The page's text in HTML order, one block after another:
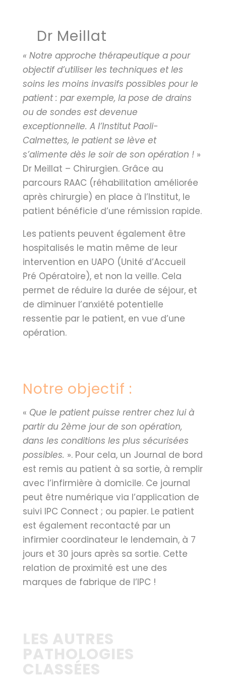
Dr Meillat
« Notre approche thérapeutique a pour
objectif d’utiliser les techniques et les
soins les moins invasifs possibles pour le
patient : par exemple, la pose de drains
ou de sondes est devenue
exceptionnelle. A l’Institut Paoli-
Calmettes, le patient se lève et
s’alimente dès le soir de son opération !»
Dr Meillat – Chirurgien. Grâce au
parcours RAAC (réhabilitation améliorée
après chirurgie) en place à l’Institut, le
patient bénéficie d’une rémission rapide.
Les patients peuvent également être
hospitalisés le matin même de leur
intervention en UAPO (Unité d’Accueil
Pré Opératoire), et non la veille. Cela
permet de réduire la durée de séjour, et
de diminuer l’anxiété potentielle
ressentie par le patient, en vue d’une
opération.
Notre objectif :
« Que le patient puisse rentrer chez lui à
partir du 2ème jour de son opération,
dans les conditions les plus sécurisées
possibles. ». Pour cela, un Journal de bord
est remis au patient à sa sortie, à remplir
avec l’infirmière à domicile. Ce journal
peut être numérique via l’application de
suivi IPC Connect ; ou papier. Le patient
est également recontacté par un
infirmier coordinateur le lendemain, à 7
jours et 30 jours après sa sortie. Cette
relation de proximité est une des
marques de fabrique de l’IPC !
LES AUTRES
PATHOLOGIES
CLASSÉES